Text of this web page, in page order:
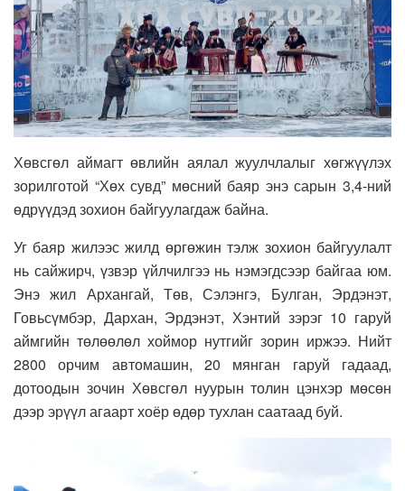
Хөвсгөл аймагт өвлийн аялал жуулчлалыг хөгжүүлэх
зорилготой “Хөх сувд” мөсний баяр энэ сарын 3,4-ний
өдрүүдэд зохион байгуулагдаж байна.
Уг баяр жилээс жилд өргөжин тэлж зохион байгуулалт
нь сайжирч, үзвэр үйлчилгээ нь нэмэгдсээр байгаа юм.
Энэ жил Архангай, Төв, Сэлэнгэ, Булган, Эрдэнэт,
Говьсүмбэр, Дархан, Эрдэнэт, Хэнтий зэрэг 10 гаруй
аймгийн төлөөлөл хоймор нутгийг зорин иржээ. Нийт
2800 орчим автомашин, 20 мянган гаруй гадаад,
дотоодын зочин Хөвсгөл нуурын толин цэнхэр мөсөн
дээр эрүүл агаарт хоёр өдөр тухлан саатаад буй.